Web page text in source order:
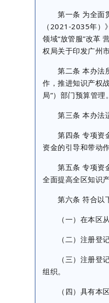
第一条 为全面贯
（2021-2035年）
领域“放管服”改革
权局关于印发广州
第二条 本办法所
作，推进知识产权
局”）部门预算管理。
第三条 本办法适
第四条 专项资金
资金的引导和带动作
第五条 专项资金
全面提高全区知识
第六条 符合以下
（一）在本区从
（二）注册登记
（三）注册登记
组织。
（四）具有本区